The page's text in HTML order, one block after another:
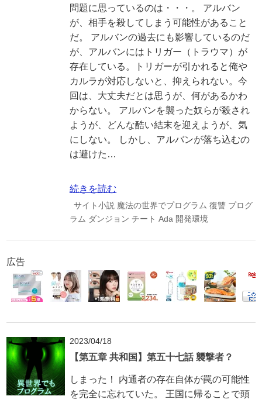
問題に思っているのは・・・。 アルバン
が、相手を殺してしまう可能性があること
だ。 アルバンの過去にも影響しているのだ
が、アルバンにはトリガー（トラウマ）が
存在している。トリガーが引かれると俺や
カルラが対応しないと、抑えられない。今
回は、大丈夫だとは思うが、何があるかわ
からない。 アルバンを襲った奴らが殺され
ようが、どんな酷い結末を迎えようが、気
にしない。 しかし、アルバンが落ち込むの
は避けた…
続きを読む
サイト小説 魔法の世界でプログラム 復讐 プログ
ラム ダンジョン チート Ada 開発環境
広告
2023/04/18
【第五章 共和国】第五十七話 襲撃者？
しまった！ 内通者の存在自体が罠の可能性
を完全に忘れていた。 王国に帰ることで頭